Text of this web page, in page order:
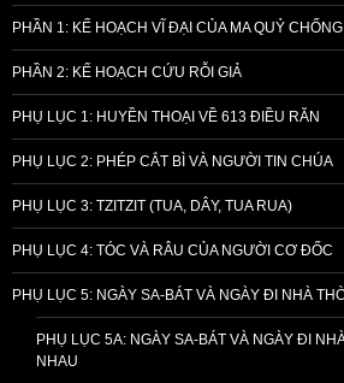
PHẦN 1: KẾ HOẠCH VĨ ĐẠI CỦA MA QUỶ
PHẦN 2: KẾ HOẠCH CỨU RỖI GIẢ
PHỤ LỤC 1: HUYỀN THOẠI VỀ 613 ĐIỀU RĂN
PHỤ LỤC 2: PHÉP CẮT BÌ VÀ NGƯỜI TIN CHÚA
PHỤ LỤC 3: TZITZIT (TUA, DÂY, TUA RUA)
PHỤ LỤC 4: TÓC VÀ RÂU CỦA NGƯỜI CƠ ĐỐC
PHỤ LỤC 5: NGÀY SA-BÁT VÀ NGÀY ĐI NHÀ
PHỤ LỤC 5A: NGÀY SA-BÁT VÀ NGÀY ĐI
NHAU